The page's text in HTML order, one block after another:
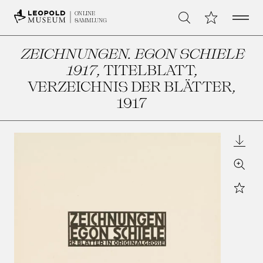
ONLINE
SAMMLUNG
Suche Meine Open
ZEICHNUNGEN. EGON SCHIELE
1917, TITELBLATT,
VERZEICHNIS DER BLÄTTER,
1917
Zoom
Star